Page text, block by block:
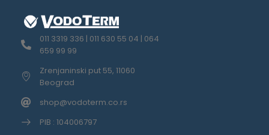
011 3319 336 | 011 630 55 04 | 064
659 99 99
Zrenjaninski put 55, 11060
Beograd
shop@vodoterm.co.rs
PIB : 104006797